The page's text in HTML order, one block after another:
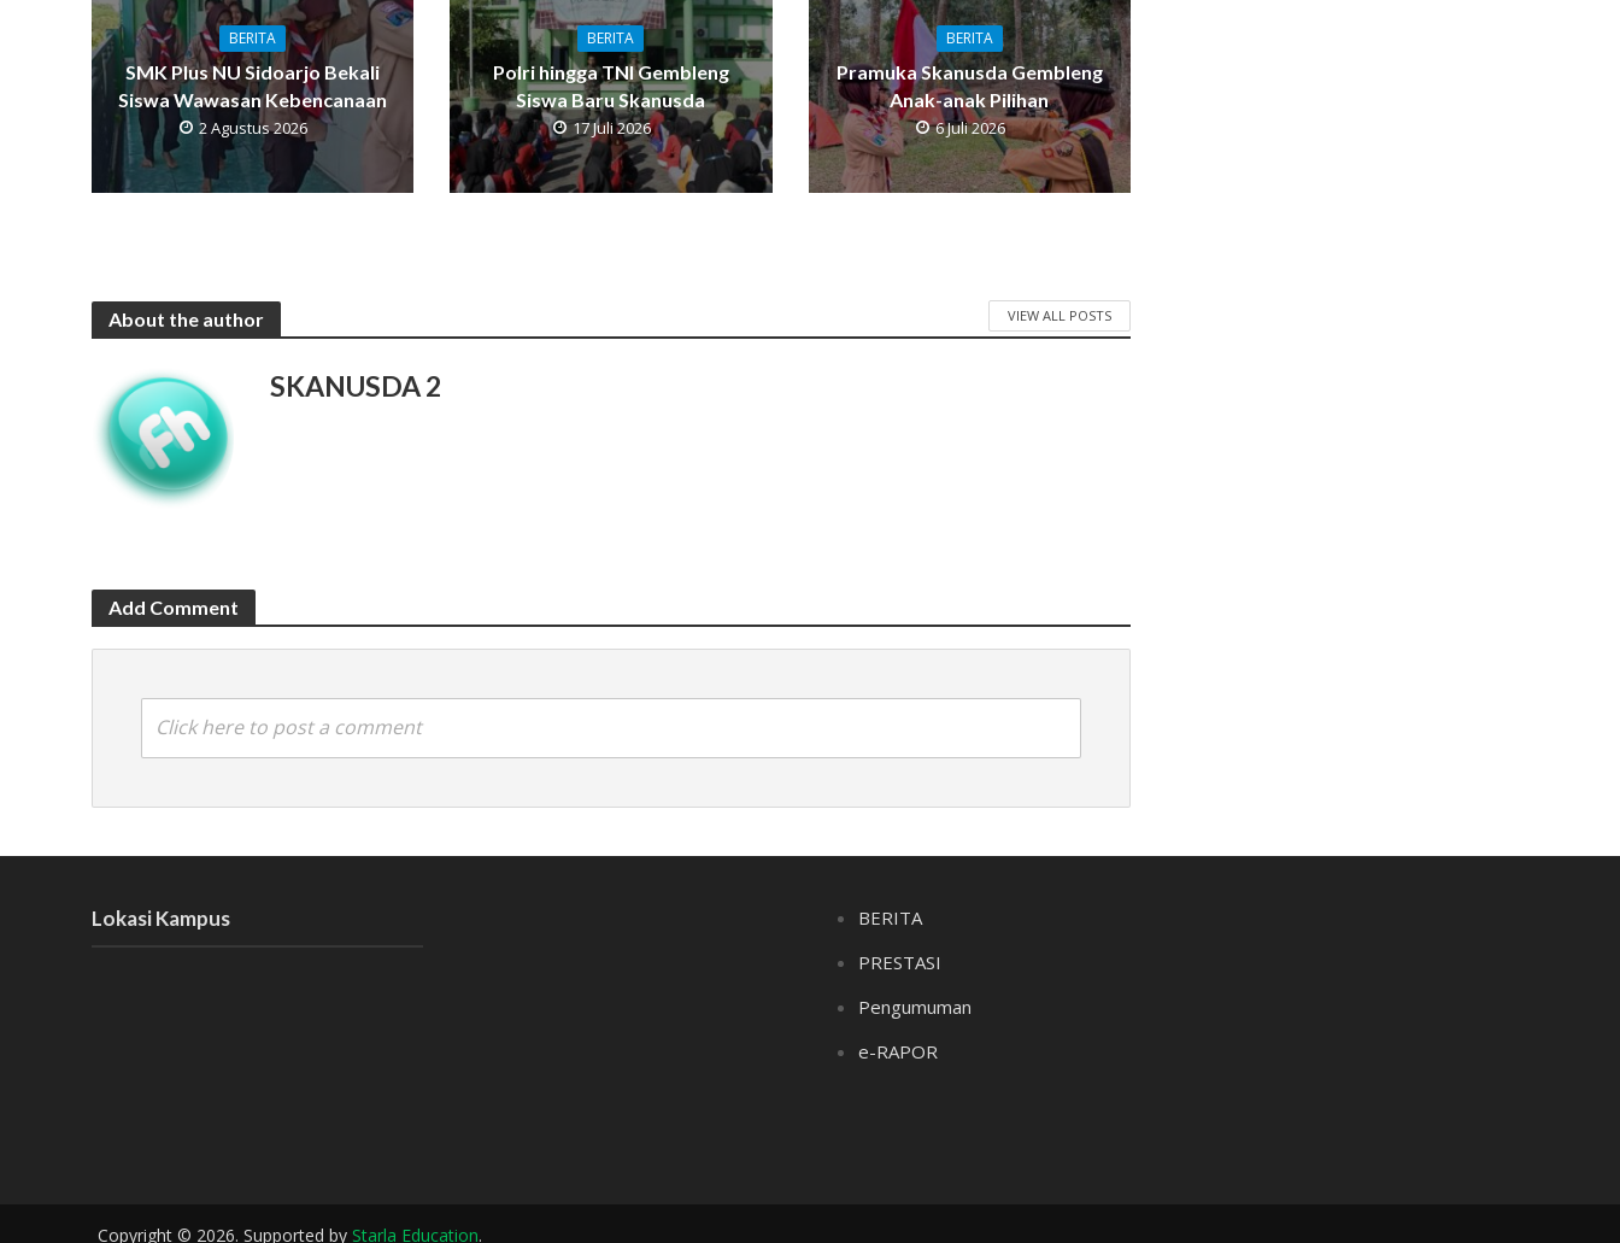
BERITA
SMK Plus NU Sidoarjo Bekali
Siswa Wawasan Kebencanaan
2 Agustus 2026
BERITA
Polri hingga TNI Gembleng
Siswa Baru Skanusda
17 Juli 2026
BERITA
Pramuka Skanusda Gembleng
Anak-anak Pilihan
6 Juli 2026
About the author VIEW ALL POSTS
SKANUSDA 2
Add Comment
Click here to post a comment
Lokasi Kampus
BERITA
PRESTASI
Pengumuman
e-RAPOR
Copyright © 2026. Supported by Starla Education.